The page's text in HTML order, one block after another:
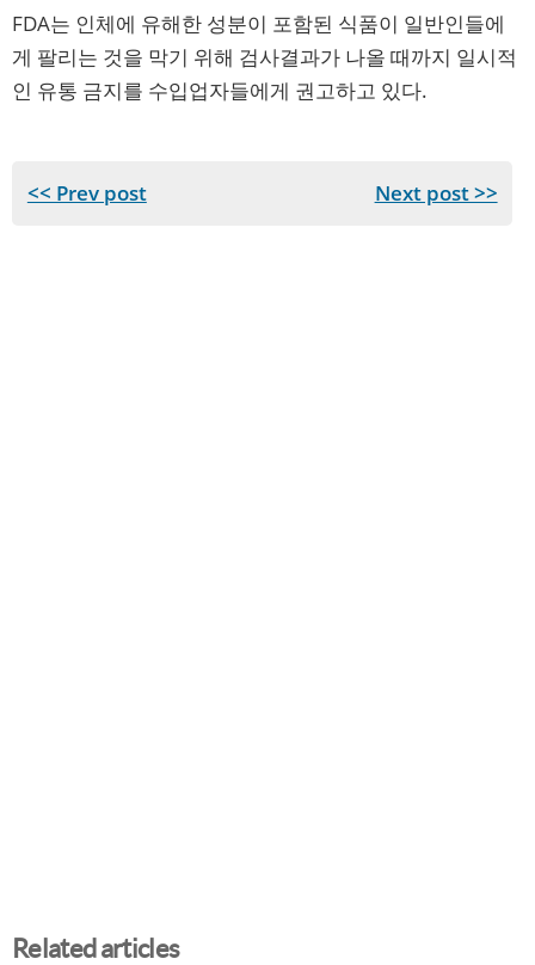
FDA는 인체에 유해한 성분이 포함된 식품이 일반인들에
게 팔리는 것을 막기 위해 검사결과가 나올 때까지 일시적
인 유통 금지를 수입업자들에게 권고하고 있다.
<< Prev post Next post >>
Related articles